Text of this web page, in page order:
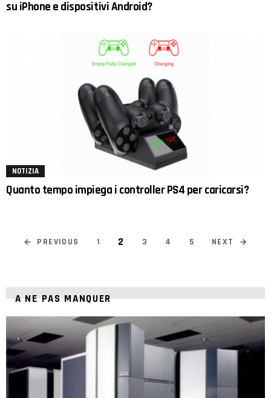
su iPhone e dispositivi Android?
NOTIZIA
Quanto tempo impiega i controller PS4 per caricarsi?
PREVIOUS 1 2 3 4 5 NEXT
A NE PAS MANQUER